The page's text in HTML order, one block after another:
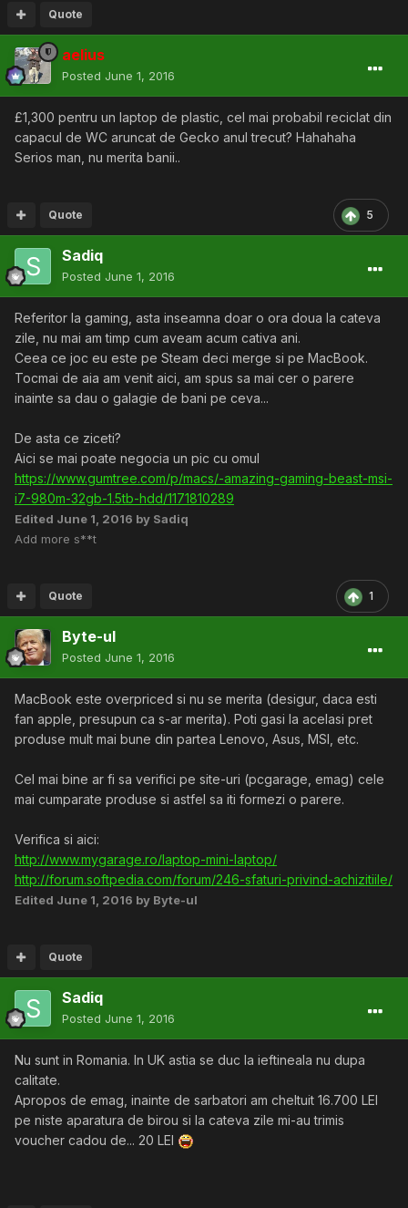
Quote
aelius
Posted June 1, 2016
£1,300 pentru un laptop de plastic, cel mai probabil reciclat din
capacul de WC aruncat de Gecko anul trecut? Hahahaha
Serios man, nu merita banii..
5
Quote
Sadiq
Posted June 1, 2016
Referitor la gaming, asta inseamna doar o ora doua la cateva
zile, nu mai am timp cum aveam acum cativa ani.
Ceea ce joc eu este pe Steam deci merge si pe MacBook.
Tocmai de aia am venit aici, am spus sa mai cer o parere
inainte sa dau o galagie de bani pe ceva...
De asta ce ziceti?
Aici se mai poate negocia un pic cu omul
https://www.gumtree.com/p/macs/-amazing-gaming-beast-msi-
i7-980m-32gb-1.5tb-hdd/1171810289
Edited June 1, 2016 by Sadiq
Add more s**t
1
Quote
Byte-ul
Posted June 1, 2016
MacBook este overpriced si nu se merita (desigur, daca esti
fan apple, presupun ca s-ar merita). Poti gasi la acelasi pret
produse mult mai bune din partea Lenovo, Asus, MSI, etc.
Cel mai bine ar fi sa verifici pe site-uri (pcgarage, emag) cele
mai cumparate produse si astfel sa iti formezi o parere.
Verifica si aici:
http://www.mygarage.ro/laptop-mini-laptop/
http://forum.softpedia.com/forum/246-sfaturi-privind-achizitiile/
Edited June 1, 2016 by Byte-ul
Quote
Sadiq
Posted June 1, 2016
Nu sunt in Romania. In UK astia se duc la ieftineala nu dupa
calitate.
Apropos de emag, inainte de sarbatori am cheltuit 16.700 LEI
pe niste aparatura de birou si la cateva zile mi-au trimis
voucher cadou de... 20 LEI